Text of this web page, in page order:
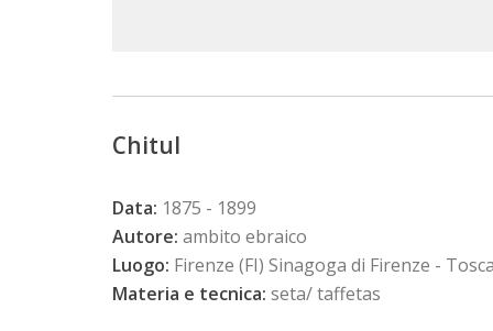
Chitul
Data: 1875 - 1899
Autore: ambito ebraico
Luogo: Firenze (FI) Sinagoga di Firenze -
Materia e tecnica: seta/ taffetas